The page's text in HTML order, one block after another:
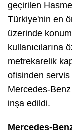
geçirilen
Türkiye'nin en
üzerinde
metrekarelik
ofisinden
Mercedes-
inşa edildi.
Mercedes-